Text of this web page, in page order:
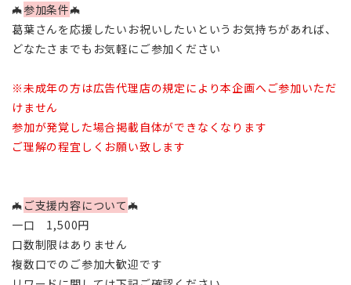
🦇参加条件🦇
葛葉さんを応援したいお祝いしたいというお気持ちがあれば、
どなたさまでもお気軽にご参加ください
※未成年の方は広告代理店の規定により本企画へご参加いただ
けません
参加が発覚した場合掲載自体ができなくなります
ご理解の程宜しくお願い致します
🦇 ご支援内容について🦇
一口 1,500円
口数制限はありません
複数口でのご参加大歓迎です